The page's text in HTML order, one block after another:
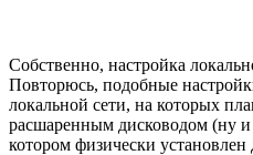
Собственно, настройка
Повторюсь, подобные
локальной сети, на которых
расшаренным дисководом (ну
котором физически установлен